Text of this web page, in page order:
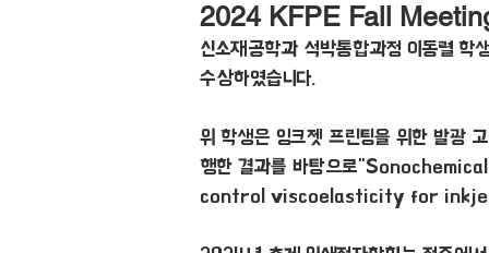
2024 KFPE Fall
신소재공학과 석박통합과정 이동렬
수상하였습니다.
위 학생은 잉크젯 프린팅을 위한 발광
행한 결과를 바탕으로
control viscoelasticity for inkjet-